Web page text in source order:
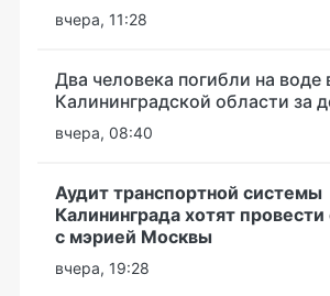
вчера, 11:28
Два человека погибли на воде
Калининградской области за
вчера, 08:40
Аудит транспортной системы
Калининграда хотят
с мэрией Москвы
вчера, 19:28